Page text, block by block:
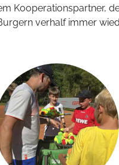
Kooperationspartner,
verhalf immer